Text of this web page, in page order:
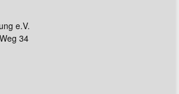
e.V.
34